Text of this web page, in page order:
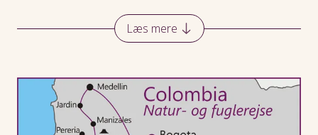
vis splitter landskabet op mellem høje bjerge og dybe
dale, der løber nord-syd gennem landet. Mod øst
vestlige “finger” af Andeskæden er lavest og vådest,
den centrale og østlige kæde har derimod snedækkede
tinder på over 5000 meters højde.
Læs mere